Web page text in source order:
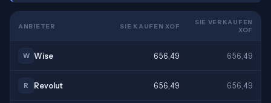
ANBIETER SIE KAUFEN XOF
SIE VERKAUFEN
XOF
W Wise 656,49 656,49
R Revolut 656,49 656,49